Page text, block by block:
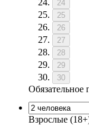
24
25
26
27
28
29
30
Обязательное
Взрослые